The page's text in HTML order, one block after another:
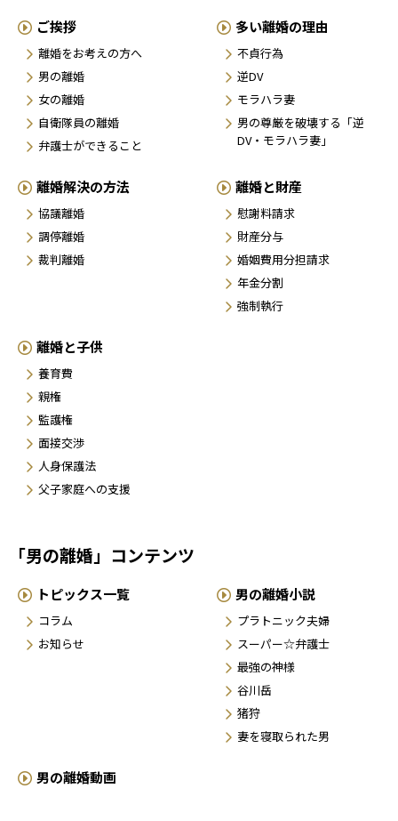
ご挨拶
離婚をお考えの方へ
男の離婚
女の離婚
自衛隊員の離婚
弁護士ができること
多い離婚の理由
不貞行為
逆DV
モラハラ妻
男の尊厳を破壊する「逆
DV・モラハラ妻」
離婚解決の方法
協議離婚
調停離婚
裁判離婚
離婚と財産
慰謝料請求
財産分与
婚姻費用分担請求
年金分割
強制執行
離婚と子供
養育費
親権
監護権
面接交渉
人身保護法
父子家庭への支援
「男の離婚」コンテンツ
トピックス一覧
コラム
お知らせ
男の離婚小説
プラトニック夫婦
スーパー☆弁護士
最強の神様
谷川岳
猪狩
妻を寝取られた男
男の離婚動画